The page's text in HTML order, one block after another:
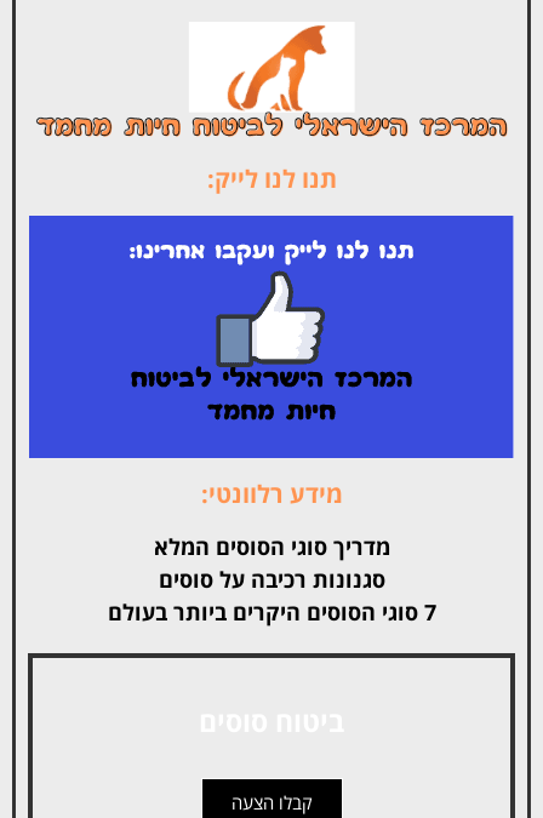
תנו לנו לייק:
מידע רלוונטי:
מדריך סוגי הסוסים המלא
סגנונות רכיבה על סוסים
7 סוגי הסוסים היקרים ביותר בעולם
קבלו הצעה